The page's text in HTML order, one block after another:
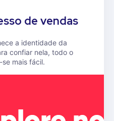
de vendas
a identidade da
confiar nela, todo o
mais fácil.